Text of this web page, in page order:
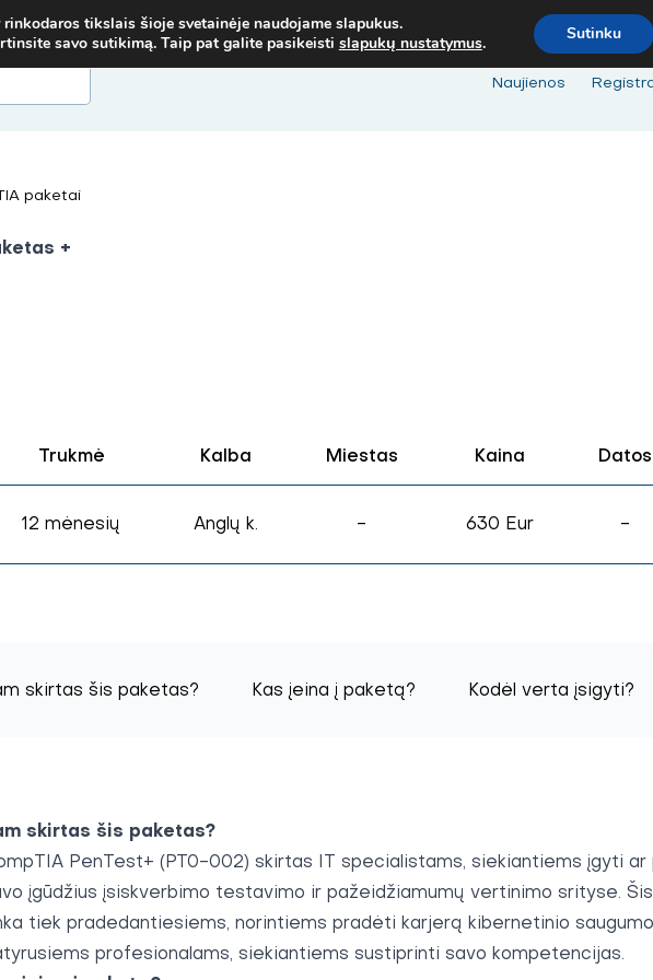
MOKYMŲ - SUSISIEK! MOB. TEL.+37067579127 MOKYMAI@BKA.LT
Naujienos
paketai
+
Trukmė Kalba Miestas Kaina Datos
12 mėnesių Anglų k. - 630 Eur -
skirtas šis paketas? Kas įeina į paketą? Kodėl verta įsigyti?
skirtas šis paketas?
PenTest+ (PT0-002) skirtas IT specialistams, siekiantiems įgyti
įgūdžius įsiskverbimo testavimo ir pažeidžiamumų vertinimo srityse.
tiek pradedantiesiems, norintiems pradėti karjerą kibernetinio
profesionalams, siekiantiems sustiprinti savo kompetencijas.
tikslais šioje svetainėje naudojame slapukus.
savo sutikimą. Taip pat galite pasikeisti slapukų nustatymus. Sutinku